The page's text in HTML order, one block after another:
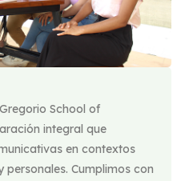
School of
integral que
en contextos
Cumplimos con